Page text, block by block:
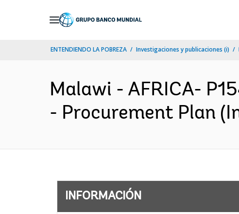
ENTENDIENDO LA POBREZA Investigaciones y publicaciones (i)
Malawi - AFRICA-
- Procurement Plan
INFORMACIÓN